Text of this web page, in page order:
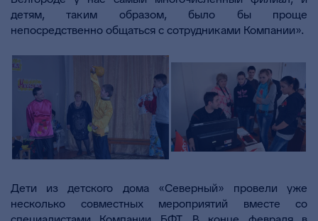
детям, таким образом, было бы проще
непосредственно общаться с сотрудниками Компании».
Дети из детского дома «Северный» провели уже
несколько совместных мероприятий вместе со